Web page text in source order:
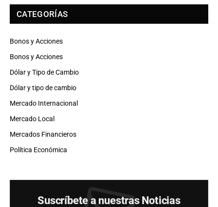
CATEGORÍAS
Bonos y Acciones
Bonos y Acciones
Dólar y Tipo de Cambio
Dólar y tipo de cambio
Mercado Internacional
Mercado Local
Mercados Financieros
Política Económica
Suscríbete a nuestras Noticias